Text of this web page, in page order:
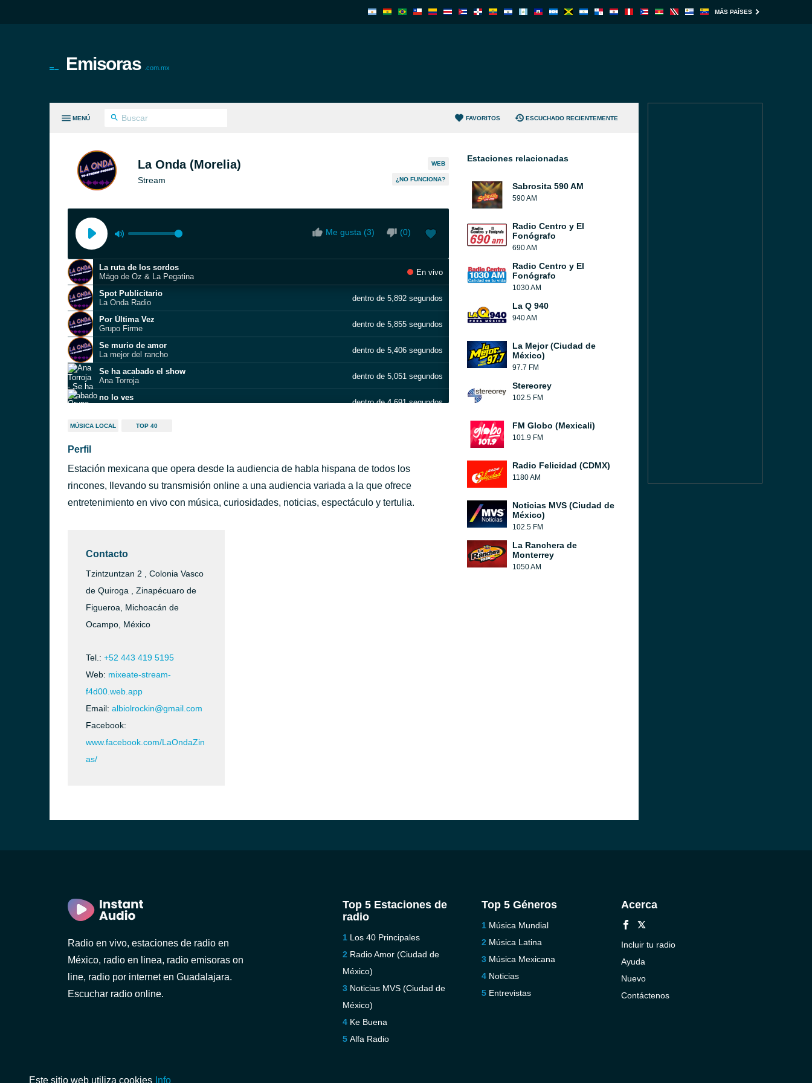
MÁS PAÍSES
Emisoras .com.mx
MENÚ FAVORITOS ESCUCHADO RECIENTEMENTE
La Onda (Morelia)
Stream
WEB
¿NO FUNCIONA?
Me gusta (3) (0)
La ruta de los sordos
Mägo de Oz & La Pegatina
En vivo
Spot Publicitario
La Onda Radio
dentro de 5,892 segundos
Por Última Vez
Grupo Firme
dentro de 5,855 segundos
Se murio de amor
La mejor del rancho
dentro de 5,406 segundos
Se ha acabado el show
Ana Torroja
dentro de 5,051 segundos
no lo ves
dentro de 4,691 segundos
A medio vivir
Dorian
dentro de 3,351 segundos
Spot en iHeartRadio
dentro de 2,903 segundos
MÚSICA LOCAL TOP 40
Perfil
Estación mexicana que opera desde la audiencia de habla hispana de todos los
rincones, llevando su transmisión online a una audiencia variada a la que ofrece
entretenimiento en vivo con música, curiosidades, noticias, espectáculo y tertulia.
Contacto
Tzintzuntzan 2 , Colonia Vasco
de Quiroga , Zinapécuaro de
Figueroa, Michoacán de
Ocampo, México
Tel.: +52 443 419 5195
Web: mixeate-stream-
f4d00.web.app
Email: albiolrockin@gmail.com
Facebook:
www.facebook.com/LaOndaZin
as/
Estaciones relacionadas
Sabrosita 590 AM
590 AM
Radio Centro y El
Fonógrafo
690 AM
Radio Centro y El
Fonógrafo
1030 AM
La Q 940
940 AM
La Mejor (Ciudad de
México)
97.7 FM
Stereorey
102.5 FM
FM Globo (Mexicali)
101.9 FM
Radio Felicidad (CDMX)
1180 AM
Noticias MVS (Ciudad de
México)
102.5 FM
La Ranchera de
Monterrey
1050 AM
Radio en vivo, estaciones de radio en
México, radio en linea, radio emisoras on
line, radio por internet en Guadalajara.
Escuchar radio online.
Top 5 Estaciones de
radio
Los 40 Principales
Radio Amor (Ciudad de
México)
Noticias MVS (Ciudad de
México)
Ke Buena
Alfa Radio
Top 5 Géneros
Música Mundial
Música Latina
Música Mexicana
Noticias
Entrevistas
Acerca
Incluir tu radio
Ayuda
Nuevo
Contáctenos
Este sitio web utiliza cookies Info